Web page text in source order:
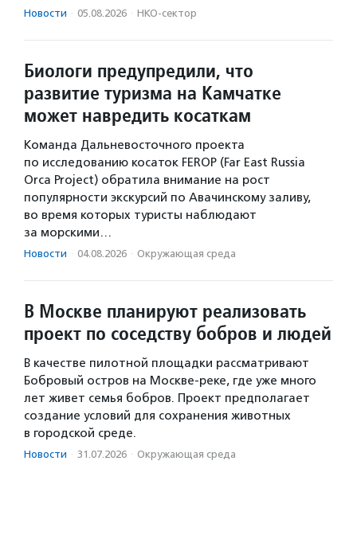
Новости · 05.08.2026 · НКО-сектор
Биологи предупредили, что
развитие туризма на Камчатке
может навредить косаткам
Команда Дальневосточного проекта
по исследованию косаток FEROP (Far East Russia
Orca Project) обратила внимание на рост
популярности экскурсий по Авачинскому заливу,
во время которых туристы наблюдают
за морскими…
Новости · 04.08.2026 · Окружающая среда
В Москве планируют реализовать
проект по соседству бобров и людей
В качестве пилотной площадки рассматривают
Бобровый остров на Москве-реке, где уже много
лет живет семья бобров. Проект предполагает
создание условий для сохранения животных
в городской среде.
Новости · 31.07.2026 · Окружающая среда